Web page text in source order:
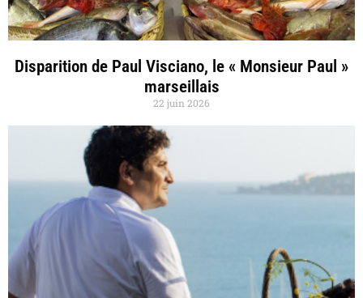
Disparition de Paul Visciano, le « Monsieur Paul »
marseillais
22 juin 2026